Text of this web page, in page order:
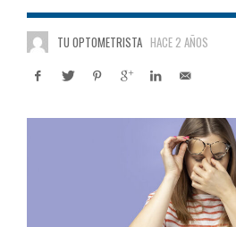
TU OPTOMETRISTA HACE 2 AÑOS